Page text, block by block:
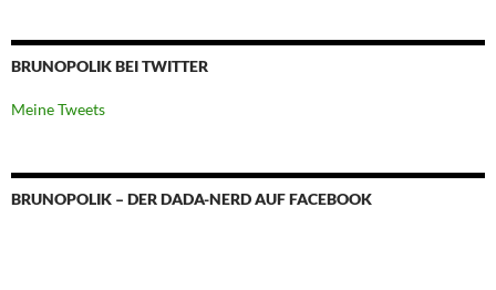
BRUNOPOLIK BEI TWITTER
Meine Tweets
BRUNOPOLIK – DER DADA-NERD AUF FACEBOOK